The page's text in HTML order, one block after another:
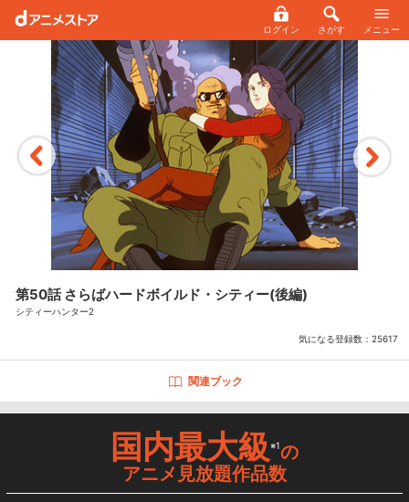
ログイン さがす メニュー
第50話 さらばハードボイルド・シティー(後編)
シティーハンター2
気になる登録数： 25617
関連ブック
国内最大級※1の
アニメ見放題作品数